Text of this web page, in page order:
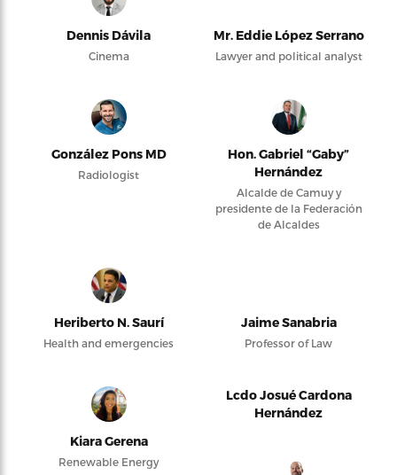
Dennis Dávila
Cinema
Mr. Eddie López Serrano
Lawyer and political analyst
González Pons MD
Radiologist
Hon. Gabriel “Gaby”
Hernández
Alcalde de Camuy y
presidente de la Federación
de Alcaldes
Heriberto N. Saurí
Health and emergencies
Jaime Sanabria
Professor of Law
Kiara Gerena
Renewable Energy
Lcdo Josué Cardona
Hernández